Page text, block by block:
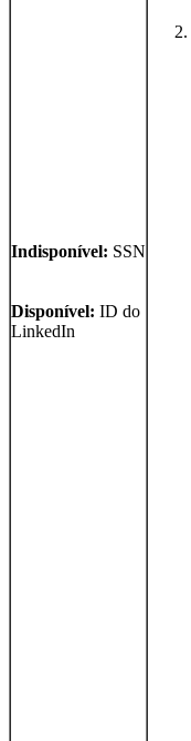
Indisponível: SSN
Disponível: ID do
LinkedIn